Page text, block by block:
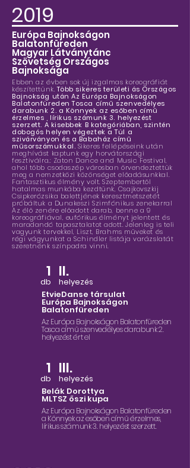
2019
Európa Bajnokságon
Balatonfüreden
Magyar Látványtánc
Szövetség Országos
Bajnoksága
Ebben az évben sok új izgalmas koreográfiát
készítettünk.Több sikeres területi ás Országos
Bajnokság után Az Európa Bajnokságon
Balatonfüreden Tosca című szenvedélyes
darabunk 2. a Könnyek az esőben című
érzelmes , lírikus számunk 3. helyezést
szerzett. A kisebbek B kategóriában, szintén
dobogós helyen végeztek a Túl a
szivárványon és a Babaház című
műsorszámukkal. Sikeres fellépéseink után
meghívást kaptunk egy horvátországi
fesztiválra.: Zaton Dance and Music Festival,
ahol több csodaszép városban örvendeztettük
meg a nemzetközi közönséget előadásunkkal.
Fantasztikus élmény volt. Szeptembertől
hatalmas munkába kezdtünk, Csajkovszkij
Csipkerózsika balettjének keresztmetszetét
próbáltuk a Dunakeszi Szimfónikus zenekarral
Az élő zenére előadott darab, benne a 9
koreográfiával, eufórikus élményt jelentett és
maradandó tapasztalatot adott. Jelenleg is teli
vagyunk tervekkel, Liszt, Brahms műveket és
régi vágyunkat a Schindler listája varázslatát
szeretnénk színpadra vinni.
1
db
II.
helyezés
EtvieDanse társulat
Európa Bajnokságon
Balatonfüreden
Az Európa Bajnokságon Balatonfüreden
Tosca című szenvedélyes darabunk 2.
helyezést ért el
1
db
III.
helyezés
Belák Dorottya
MLTSZ őszi kupa
Az Európa Bajnokságon Balatonfüreden
a Könnyek az esőben című érzelmes,
lírikus számunk 3. helyezést szerzett.